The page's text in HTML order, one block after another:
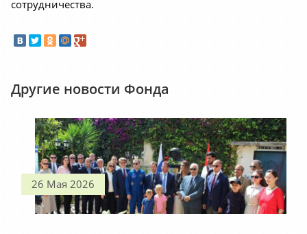
сотрудничества.
Другие новости Фонда
26 Мая 2026